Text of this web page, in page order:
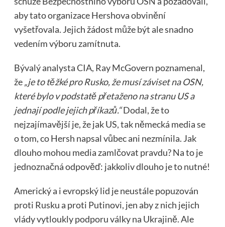
aby tato organizace Hershova obvinění
vyšetřovala. Jejich žádost může být ale snadno
vedením výboru zamítnuta.
Bývalý analysta CIA, Ray McGovern poznamenal,
že„je to těžké pro Rusko, že musí záviset na OSN,
které bylo v podstatě přetaženo na stranu US a
jednají podle jejich příkazů.“Dodal, že to
nejzajímavější je, že jak US, tak německá media se
o tom, co Hersh napsal vůbec ani nezmínila. Jak
dlouho mohou media zamlčovat pravdu? Na to je
jednoznačná odpověď: jakkoliv dlouho je to nutné!
Americký a i evropský lid je neustále popuzován
proti Rusku a proti Putinovi, jen aby z nich jejich
vlády vytloukly podporu války na Ukrajině. Ale